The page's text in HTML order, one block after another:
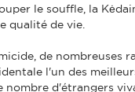
le souffle, la
qualité de vie.
de nombreuses
l'un des
nombre d'étrangers